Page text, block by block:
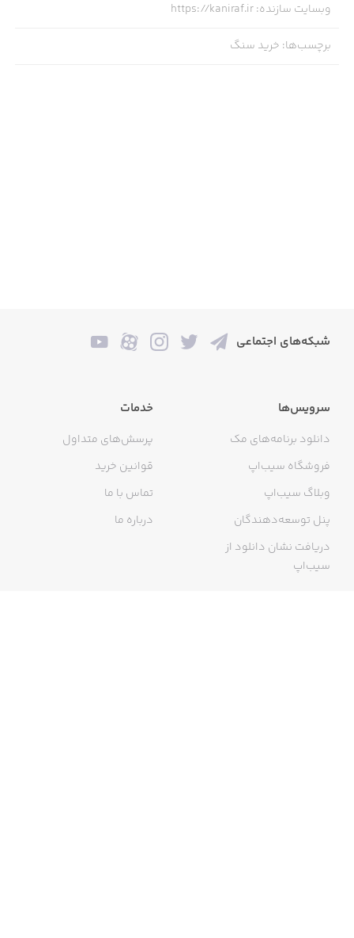
وبسایت سازنده:
https://kaniraf.ir
برچسب‌ها: خرید سنگ
شبکه‌های اجتماعی
سرویس‌ها
دانلود برنامه‌های مک
فروشگاه سیب‌اپ
وبلاگ سیب‌اپ
پنل توسعه‌دهندگان
دریافت نشان دانلود از
سیب‌اپ
خدمات
پرسش‌های متداول
قوانین خرید
تماس با ما
درباره ما